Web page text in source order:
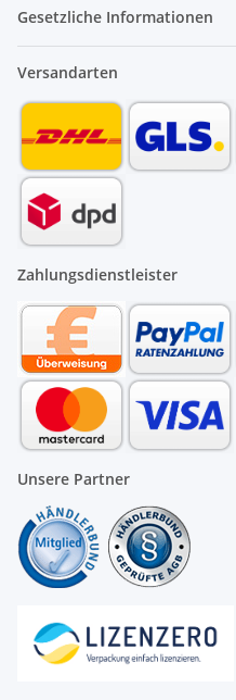
Gesetzliche Informationen
Versandarten
Zahlungsdienstleister
Unsere Partner